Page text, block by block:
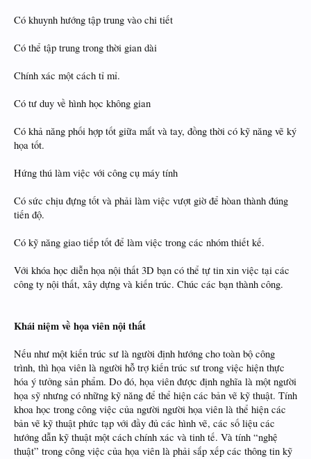
Có khuynh hướng tập trung vào chi tiết
Có thể tập trung trong thời gian dài
Chính xác một cách tỉ mỉ.
Có tư duy về hình học không gian
Có khả năng phối hợp tốt giữa mắt và tay, đồng thời có kỹ năng vẽ ký
họa tốt.
Hứng thú làm việc với công cụ máy tính
Có sức chịu đựng tốt và phải làm việc vượt giờ để hòan thành đúng
tiến độ.
Có kỹ năng giao tiếp tốt để làm việc trong các nhóm thiết kế.
Với khóa học diễn họa nội thất 3D bạn có thể tự tin xin việc tại các
công ty nội thất, xây dựng và kiến trúc. Chúc các bạn thành công.
Khái niệm về họa viên nội thất
Nếu như một kiến trúc sư là người định hướng cho toàn bộ công
trình, thì họa viên là người hỗ trợ kiến trúc sư trong việc hiện thực
hóa ý tưởng sản phẩm. Do đó, họa viên được định nghĩa là một người
họa sỹ nhưng có những kỹ năng để thể hiện các bản vẽ kỹ thuật. Tính
khoa học trong công việc của người người họa viên là thể hiện các
bản vẽ kỹ thuật phức tạp với đầy đủ các hình vẽ, các số liệu các
hướng dẫn kỹ thuật một cách chính xác và tinh tế. Và tính “nghệ
thuật” trong công việc của họa viên là phải sắp xếp các thông tin kỹ